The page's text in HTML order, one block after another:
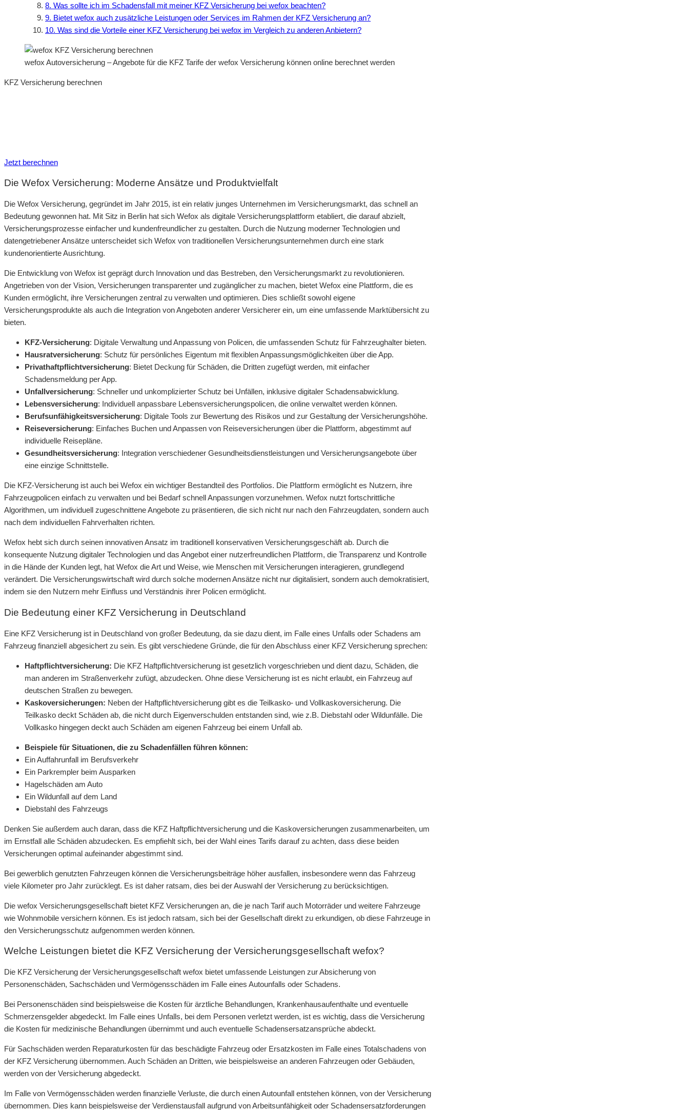
8. Was sollte ich im Schadensfall mit meiner KFZ Versicherung bei wefox beachten?
9. Bietet wefox auch zusätzliche Leistungen oder Services im Rahmen der KFZ Versicherung an?
10. Was sind die Vorteile einer KFZ Versicherung bei wefox im Vergleich zu anderen Anbietern?
wefox Autoversicherung – Angebote für die KFZ Tarife der wefox Versicherung können online berechnet werden
KFZ Versicherung berechnen
Jetzt berechnen
Die Wefox Versicherung: Moderne Ansätze und Produktvielfalt
Die Wefox Versicherung, gegründet im Jahr 2015, ist ein relativ junges Unternehmen im Versicherungsmarkt, das schnell an
Bedeutung gewonnen hat. Mit Sitz in Berlin hat sich Wefox als digitale Versicherungsplattform etabliert, die darauf abzielt,
Versicherungsprozesse einfacher und kundenfreundlicher zu gestalten. Durch die Nutzung moderner Technologien und
datengetriebener Ansätze unterscheidet sich Wefox von traditionellen Versicherungsunternehmen durch eine stark
kundenorientierte Ausrichtung.
Die Entwicklung von Wefox ist geprägt durch Innovation und das Bestreben, den Versicherungsmarkt zu revolutionieren.
Angetrieben von der Vision, Versicherungen transparenter und zugänglicher zu machen, bietet Wefox eine Plattform, die es
Kunden ermöglicht, ihre Versicherungen zentral zu verwalten und optimieren. Dies schließt sowohl eigene
Versicherungsprodukte als auch die Integration von Angeboten anderer Versicherer ein, um eine umfassende Marktübersicht zu
bieten.
KFZ-Versicherung: Digitale Verwaltung und Anpassung von Policen, die umfassenden Schutz für Fahrzeughalter bieten.
Hausratversicherung: Schutz für persönliches Eigentum mit flexiblen Anpassungsmöglichkeiten über die App.
Privathaftpflichtversicherung: Bietet Deckung für Schäden, die Dritten zugefügt werden, mit einfacher
Schadensmeldung per App.
Unfallversicherung: Schneller und unkomplizierter Schutz bei Unfällen, inklusive digitaler Schadensabwicklung.
Lebensversicherung: Individuell anpassbare Lebensversicherungspolicen, die online verwaltet werden können.
Berufsunfähigkeitsversicherung: Digitale Tools zur Bewertung des Risikos und zur Gestaltung der Versicherungshöhe.
Reiseversicherung: Einfaches Buchen und Anpassen von Reiseversicherungen über die Plattform, abgestimmt auf
individuelle Reisepläne.
Gesundheitsversicherung: Integration verschiedener Gesundheitsdienstleistungen und Versicherungsangebote über
eine einzige Schnittstelle.
Die KFZ-Versicherung ist auch bei Wefox ein wichtiger Bestandteil des Portfolios. Die Plattform ermöglicht es Nutzern, ihre
Fahrzeugpolicen einfach zu verwalten und bei Bedarf schnell Anpassungen vorzunehmen. Wefox nutzt fortschrittliche
Algorithmen, um individuell zugeschnittene Angebote zu präsentieren, die sich nicht nur nach den Fahrzeugdaten, sondern auch
nach dem individuellen Fahrverhalten richten.
Wefox hebt sich durch seinen innovativen Ansatz im traditionell konservativen Versicherungsgeschäft ab. Durch die
konsequente Nutzung digitaler Technologien und das Angebot einer nutzerfreundlichen Plattform, die Transparenz und Kontrolle
in die Hände der Kunden legt, hat Wefox die Art und Weise, wie Menschen mit Versicherungen interagieren, grundlegend
verändert. Die Versicherungswirtschaft wird durch solche modernen Ansätze nicht nur digitalisiert, sondern auch demokratisiert,
indem sie den Nutzern mehr Einfluss und Verständnis ihrer Policen ermöglicht.
Die Bedeutung einer KFZ Versicherung in Deutschland
Eine KFZ Versicherung ist in Deutschland von großer Bedeutung, da sie dazu dient, im Falle eines Unfalls oder Schadens am
Fahrzeug finanziell abgesichert zu sein. Es gibt verschiedene Gründe, die für den Abschluss einer KFZ Versicherung sprechen:
Haftpflichtversicherung: Die KFZ Haftpflichtversicherung ist gesetzlich vorgeschrieben und dient dazu, Schäden, die
man anderen im Straßenverkehr zufügt, abzudecken. Ohne diese Versicherung ist es nicht erlaubt, ein Fahrzeug auf
deutschen Straßen zu bewegen.
Kaskoversicherungen: Neben der Haftpflichtversicherung gibt es die Teilkasko- und Vollkaskoversicherung. Die
Teilkasko deckt Schäden ab, die nicht durch Eigenverschulden entstanden sind, wie z.B. Diebstahl oder Wildunfälle. Die
Vollkasko hingegen deckt auch Schäden am eigenen Fahrzeug bei einem Unfall ab.
Beispiele für Situationen, die zu Schadenfällen führen können:
Ein Auffahrunfall im Berufsverkehr
Ein Parkrempler beim Ausparken
Hagelschäden am Auto
Ein Wildunfall auf dem Land
Diebstahl des Fahrzeugs
Denken Sie außerdem auch daran, dass die KFZ Haftpflichtversicherung und die Kaskoversicherungen zusammenarbeiten, um
im Ernstfall alle Schäden abzudecken. Es empfiehlt sich, bei der Wahl eines Tarifs darauf zu achten, dass diese beiden
Versicherungen optimal aufeinander abgestimmt sind.
Bei gewerblich genutzten Fahrzeugen können die Versicherungsbeiträge höher ausfallen, insbesondere wenn das Fahrzeug
viele Kilometer pro Jahr zurücklegt. Es ist daher ratsam, dies bei der Auswahl der Versicherung zu berücksichtigen.
Die wefox Versicherungsgesellschaft bietet KFZ Versicherungen an, die je nach Tarif auch Motorräder und weitere Fahrzeuge
wie Wohnmobile versichern können. Es ist jedoch ratsam, sich bei der Gesellschaft direkt zu erkundigen, ob diese Fahrzeuge in
den Versicherungsschutz aufgenommen werden können.
Welche Leistungen bietet die KFZ Versicherung der Versicherungsgesellschaft wefox?
Die KFZ Versicherung der Versicherungsgesellschaft wefox bietet umfassende Leistungen zur Absicherung von
Personenschäden, Sachschäden und Vermögensschäden im Falle eines Autounfalls oder Schadens.
Bei Personenschäden sind beispielsweise die Kosten für ärztliche Behandlungen, Krankenhausaufenthalte und eventuelle
Schmerzensgelder abgedeckt. Im Falle eines Unfalls, bei dem Personen verletzt werden, ist es wichtig, dass die Versicherung
die Kosten für medizinische Behandlungen übernimmt und auch eventuelle Schadensersatzansprüche abdeckt.
Für Sachschäden werden Reparaturkosten für das beschädigte Fahrzeug oder Ersatzkosten im Falle eines Totalschadens von
der KFZ Versicherung übernommen. Auch Schäden an Dritten, wie beispielsweise an anderen Fahrzeugen oder Gebäuden,
werden von der Versicherung abgedeckt.
Im Falle von Vermögensschäden werden finanzielle Verluste, die durch einen Autounfall entstehen können, von der Versicherung
übernommen. Dies kann beispielsweise der Verdienstausfall aufgrund von Arbeitsunfähigkeit oder Schadensersatzforderungen